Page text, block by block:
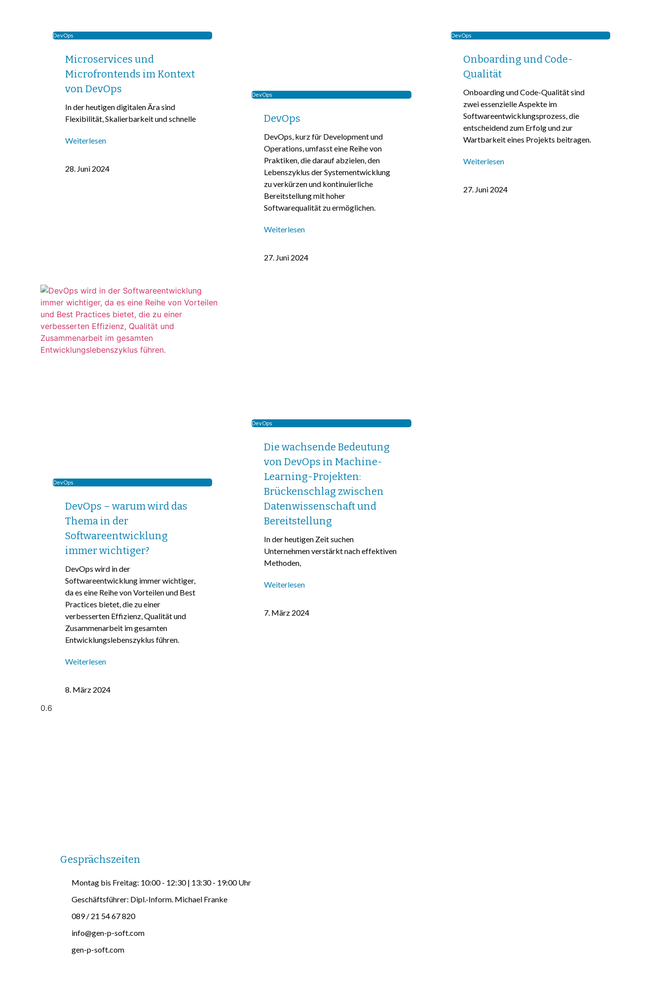
DevOps
Microservices und
Microfrontends im Kontext
von DevOps
In der heutigen digitalen Ära sind
Flexibilität, Skalierbarkeit und schnelle
Weiterlesen
28. Juni 2024
DevOps
DevOps
DevOps, kurz für Development und
Operations, umfasst eine Reihe von
Praktiken, die darauf abzielen, den
Lebenszyklus der Systementwicklung
zu verkürzen und kontinuierliche
Bereitstellung mit hoher
Softwarequalität zu ermöglichen.
Weiterlesen
27. Juni 2024
DevOps
Onboarding und Code-
Qualität
Onboarding und Code-Qualität sind
zwei essenzielle Aspekte im
Softwareentwicklungsprozess, die
entscheidend zum Erfolg und zur
Wartbarkeit eines Projekts beitragen.
Weiterlesen
27. Juni 2024
DevOps
DevOps – warum wird das
Thema in der
Softwareentwicklung
immer wichtiger?
DevOps wird in der
Softwareentwicklung immer wichtiger,
da es eine Reihe von Vorteilen und Best
Practices bietet, die zu einer
verbesserten Effizienz, Qualität und
Zusammenarbeit im gesamten
Entwicklungslebenszyklus führen.
Weiterlesen
8. März 2024
DevOps
Die wachsende Bedeutung
von DevOps in Machine-
Learning-Projekten:
Brückenschlag zwischen
Datenwissenschaft und
Bereitstellung
In der heutigen Zeit suchen
Unternehmen verstärkt nach effektiven
Methoden,
Weiterlesen
7. März 2024
Gesprächszeiten
Montag bis Freitag: 10:00 - 12:30 | 13:30 - 19:00 Uhr
Geschäftsführer: Dipl.-Inform. Michael Franke
089 / 21 54 67 820
info@gen-p-soft.com
gen-p-soft.com